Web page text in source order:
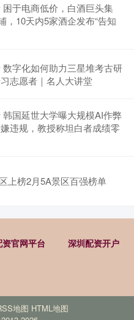
困于电商低价，白酒巨头集
，10天内5家酒企发布“告知
数字化如何助力三星堆考古研
志愿者｜名人大讲堂
国延世大学曝大规模AI作弊
违规，教授称坦白者成绩零
上榜2月5A景区百强榜单
官网平台 深圳配资开户
地图 HTML地图